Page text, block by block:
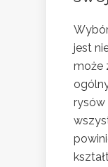
jest
może
rysów